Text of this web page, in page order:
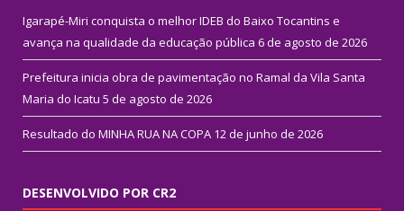
Igarapé-Miri conquista o melhor IDEB do Baixo Tocantins e
avança na qualidade da educação pública 6 de agosto de 2026
Prefeitura inicia obra de pavimentação no Ramal da Vila Santa
Maria do Icatu 5 de agosto de 2026
Resultado do MINHA RUA NA COPA 12 de junho de 2026
DESENVOLVIDO POR CR2